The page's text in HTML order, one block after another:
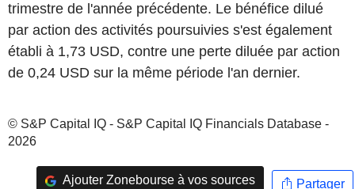
trimestre de l'année précédente. Le bénéfice dilué
par action des activités poursuivies s'est également
établi à 1,73 USD, contre une perte diluée par action
de 0,24 USD sur la même période l'an dernier.
© S&P Capital IQ - S&P Capital IQ Financials Database -
2026
Ajouter Zonebourse à vos sources Partager